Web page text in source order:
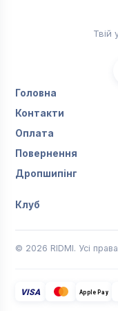
Твій
Головна
Контакти
Оплата
Повернення
Дропшипінг
Клуб
© 2026 RIDMI. Усі
VISA Apple Pay